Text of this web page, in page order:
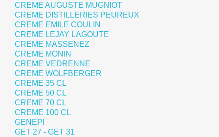
CREME AUGUSTE MUGNIOT
CREME DISTILLERIES PEUREUX
CREME EMILE COULIN
CREME LEJAY LAGOUTE
CREME MASSENEZ
CREME MONIN
CREME VEDRENNE
CREME WOLFBERGER
CREME 35 CL
CREME 50 CL
CREME 70 CL
CREME 100 CL
GENEPI
GET 27 - GET 31